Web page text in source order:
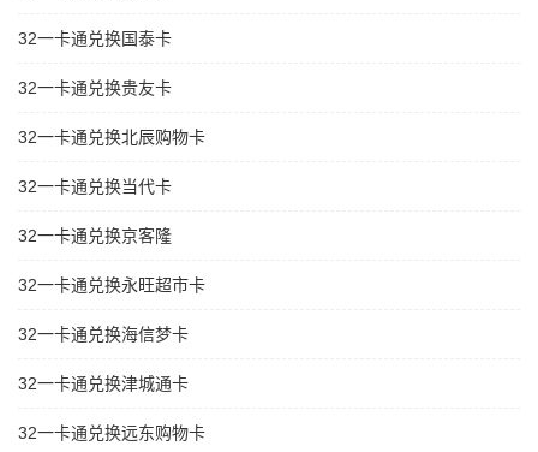
32一卡通兑换国泰卡
32一卡通兑换贵友卡
32一卡通兑换北辰购物卡
32一卡通兑换当代卡
32一卡通兑换京客隆
32一卡通兑换永旺超市卡
32一卡通兑换海信梦卡
32一卡通兑换津城通卡
32一卡通兑换远东购物卡